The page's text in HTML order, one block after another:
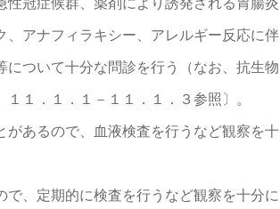
アナフィラキシー、アレルギー反応に伴
ついて十分な問診を行う（なお、抗生物
１．１．１－１１．１．３参照〕。
あるので、血液検査を行うなど観察を十
、定期的に検査を行うなど観察を十分に